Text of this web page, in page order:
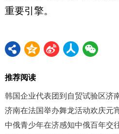
重要引擎。
推荐阅读
韩国企业代表团到自贸试验区济
济南在法国举办舞龙活动欢庆元
中俄青少年在济感知中俄百年交